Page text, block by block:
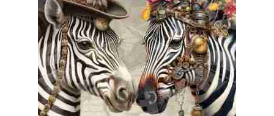
worden
op
de
productpagina